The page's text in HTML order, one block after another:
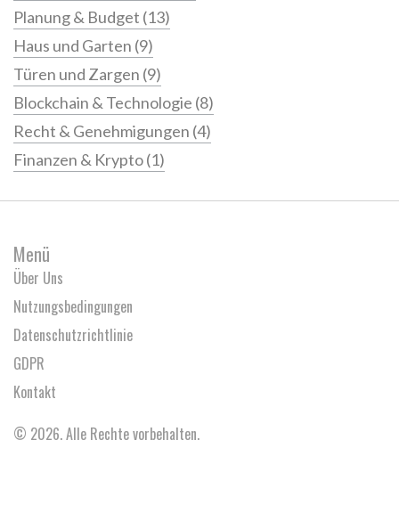
Planung & Budget (13)
Haus und Garten (9)
Türen und Zargen (9)
Blockchain & Technologie (8)
Recht & Genehmigungen (4)
Finanzen & Krypto(1)
Menü
Über Uns
Nutzungsbedingungen
Datenschutzrichtlinie
GDPR
Kontakt
© 2026. Alle Rechte vorbehalten.